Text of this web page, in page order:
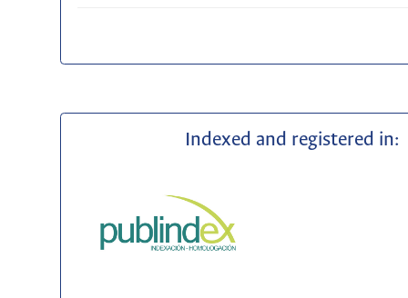
Indexed and registered in: